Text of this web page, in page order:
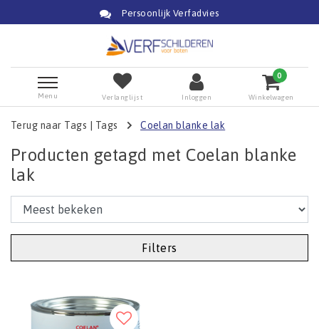
Persoonlijk Verfadvies
Menu Verlanglijst Inloggen
0
Winkelwagen
Terug naar Tags Tags Coelan blanke lak
Producten getagd met Coelan blanke
lak
Filters